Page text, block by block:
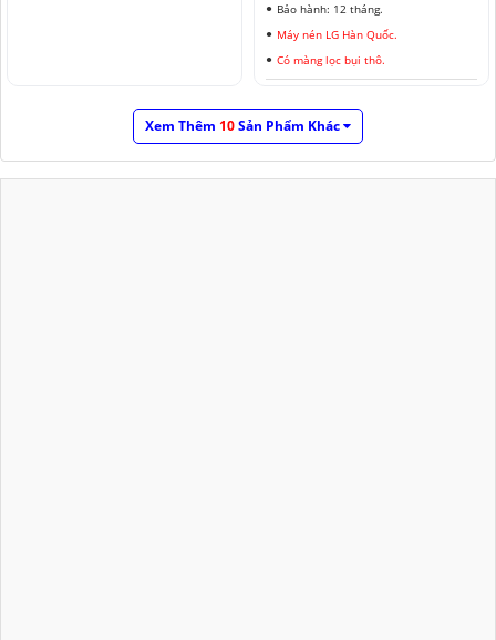
Bảo hành: 12 tháng.
Máy nén LG Hàn Quốc.
Có màng lọc bụi thô.
Xem Thêm 10Sản Phẩm Khác